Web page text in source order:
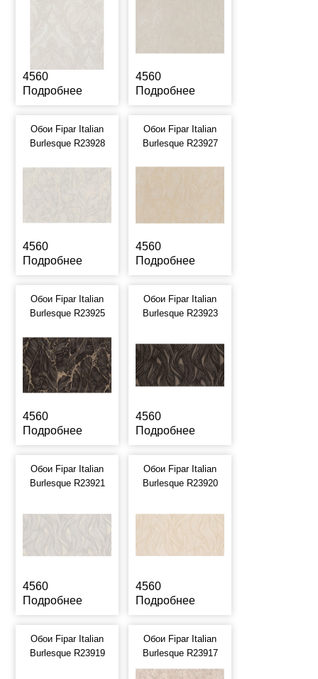
4560
Подробнее
4560
Подробнее
Обои Fipar Italian
Burlesque R23928
4560
Подробнее
Обои Fipar Italian
Burlesque R23927
4560
Подробнее
Обои Fipar Italian
Burlesque R23925
4560
Подробнее
Обои Fipar Italian
Burlesque R23923
4560
Подробнее
Обои Fipar Italian
Burlesque R23921
4560
Подробнее
Обои Fipar Italian
Burlesque R23920
4560
Подробнее
Обои Fipar Italian
Burlesque R23919
Обои Fipar Italian
Burlesque R23917